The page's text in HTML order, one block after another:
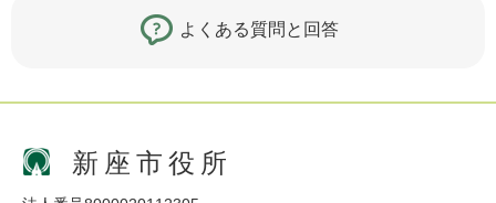
よくある質問と回答
新座市役所